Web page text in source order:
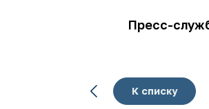
Пресс-
К списку